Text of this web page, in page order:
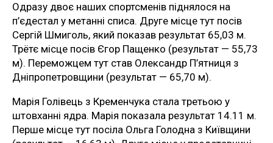
Одразу двоє наших спортсменів піднялося на
п’єдестал у метанні списа. Друге місце тут посів
Сергій Шмиголь, який показав результат 65,03 м.
Трётє місце посів Єгор Пащенко (результат — 55,73
м). Переможцем тут став Олександр П’ятниця з
Дніпропетровщини (результат — 65,70 м).
Марія Голівець з Кременчука стала третьою у
штовханні ядра. Марія показала результат 14.11 м.
Перше місце тут посіла Ольга Голодна з Київщини